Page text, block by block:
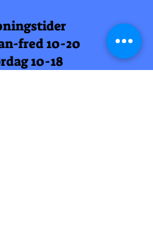
fred 10-20
10-18